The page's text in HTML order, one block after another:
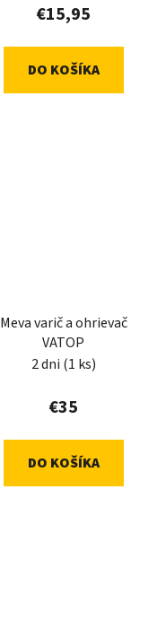
€15,95
DO KOŠÍKA
Meva varič a ohrievač
VATOP
2 dni (1 ks)
€35
DO KOŠÍKA